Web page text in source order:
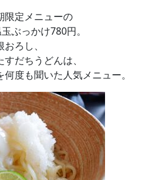
限定メニューの
ぶっかけ780円。
ろし、
だちうどんは、
度も聞いた人気メニュー。